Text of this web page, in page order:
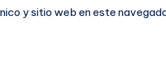
y sitio web en este